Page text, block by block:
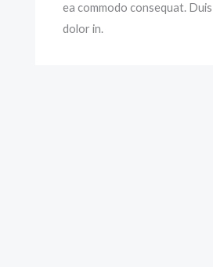
ea commodo consequat.
dolor in.